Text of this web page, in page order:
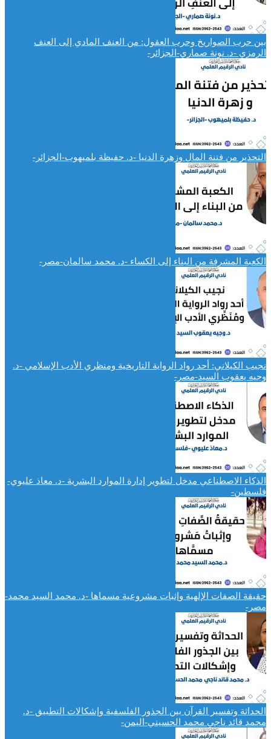
بين حرب الصواريخ وحرب العقول: من العنف المادي إلى العنف
الرمزي -د. نونة صماري-الجزائر-
التحذير من فتنة المال وزهرة الدنيا -د. حفيظة بلميهوب-الجزائر-
الكعبة المشرفة من البناء إلى الكساء -د. محمد سالمان-مصر-
نجيب الكيلاني: أحد رواد الرواية التاريخية ومنظري الأدب الإسلامي -د.
وجيه يعقوب السيد-مصر-
الذكاء الاصطناعي مدخل لتطوير إدارة الموارد البشرية -د. معاذ عليوي-
فلسطين-
حقيقة الصفات الإلهية وإثبات مشروعية مسماها -د. محمد السيد محمد-
مصر-
الحداثة وتفسير القرآن بين الجذور الفلسفية وإشكالات التطبيق -د.
محمد قائد ناجي محمد الحسيني-اليمن-